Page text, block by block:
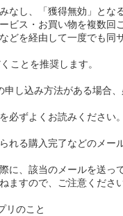
し、「獲得無効」とな
ビス・お買い物を複数回
どを経由して一度でも同
ことを推奨します。
し込み方法がある場合
ずよくお読みください。
れる購入完了などのメー
、該当のメールを送っ
すので、ご注意ください
リのこと